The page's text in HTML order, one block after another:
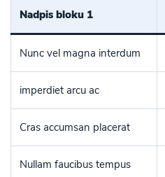
Nadpis bloku 1
Nunc vel magna interdum
imperdiet arcu ac
Cras accumsan placerat
Nullam faucibus tempus